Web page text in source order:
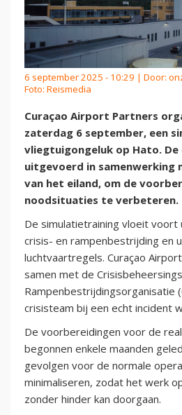
6 september 2025 - 10:29 | Door:
Foto: Reismedia
Curaçao Airport Partners
zaterdag 6 september, een
vliegtuigongeluk op Hato.
uitgevoerd in samenwerking
van het eiland, om de
noodsituaties te verbeteren.
De simulatietraining vloeit voort
crisis- en rampenbestrijding en
luchtvaartregels. Curaçao
samen met de
Rampenbestrijdingsorganisatie
crisisteam bij een echt incident
De voorbereidingen voor de
begonnen enkele maanden
gevolgen voor de normale
minimaliseren, zodat het werk
zonder hinder kan doorgaan.